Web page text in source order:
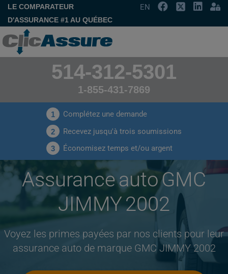
LE COMPARATEUR
D'ASSURANCE #1 AU QUÉBEC
EN
514-312-5301
1-855-431-7869
1 Complétez une demande
2 Recevez jusqu'à trois soumissions
3 Économisez temps et/ou argent
Assurance auto GMC
JIMMY 2002
Voyez les primes payées par nos clients pour leur
assurance auto de marque GMC JIMMY 2002